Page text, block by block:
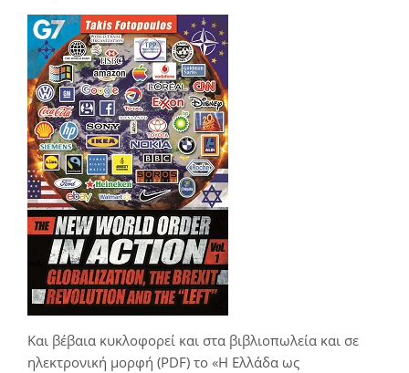
Και βέβαια κυκλοφορεί και στα βιβλιοπωλεία και σε
ηλεκτρονική μορφή (PDF) το «Η Ελλάδα ως